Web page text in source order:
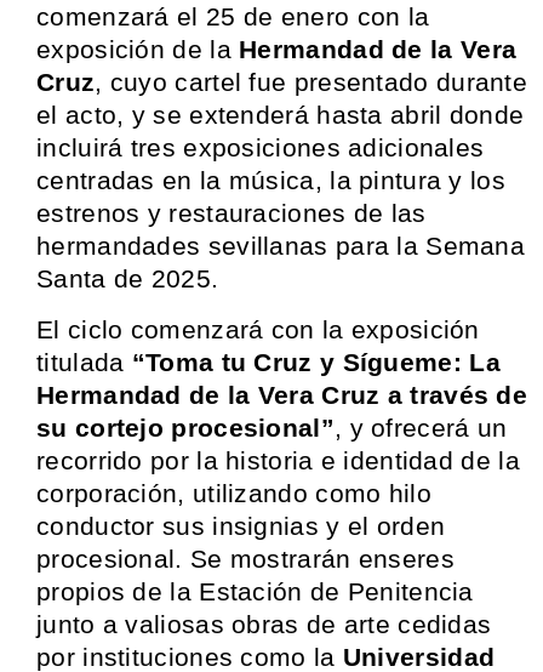
comenzará el 25 de enero con la
exposición de la Hermandad de la Vera
Cruz, cuyo cartel fue presentado durante
el acto, y se extenderá hasta abril donde
incluirá tres exposiciones adicionales
centradas en la música, la pintura y los
estrenos y restauraciones de las
hermandades sevillanas para la Semana
Santa de 2025.
El ciclo comenzará con la exposición
titulada “Toma tu Cruz y Sígueme: La
Hermandad de la Vera Cruz a través de
su cortejo procesional”, y ofrecerá un
recorrido por la historia e identidad de la
corporación, utilizando como hilo
conductor sus insignias y el orden
procesional. Se mostrarán enseres
propios de la Estación de Penitencia
junto a valiosas obras de arte cedidas
por instituciones como la Universidad